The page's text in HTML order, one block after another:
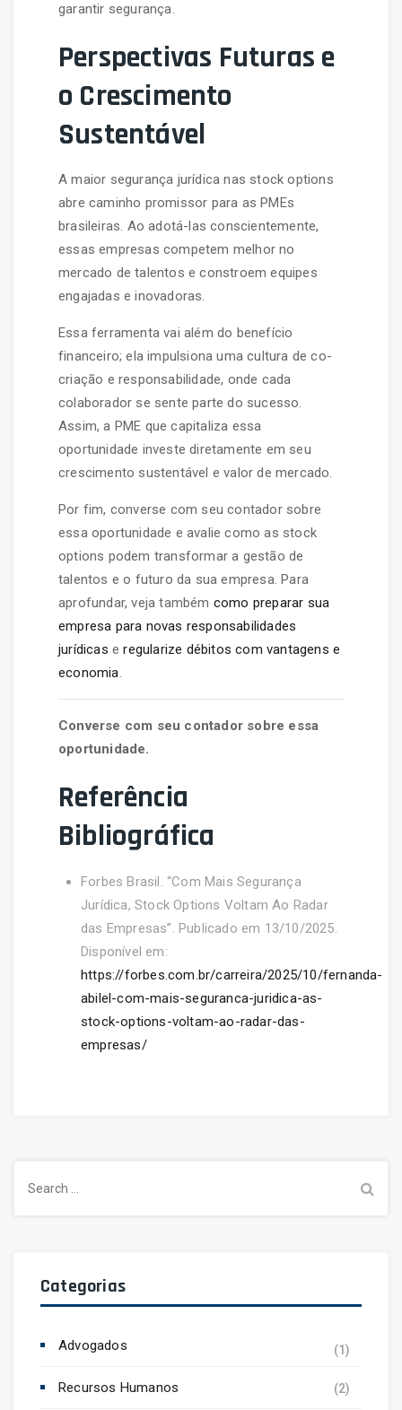
garantir segurança.
Perspectivas Futuras e
o Crescimento
Sustentável
A maior segurança jurídica nas stock options
abre caminho promissor para as PMEs
brasileiras. Ao adotá-las conscientemente,
essas empresas competem melhor no
mercado de talentos e constroem equipes
engajadas e inovadoras.
Essa ferramenta vai além do benefício
financeiro; ela impulsiona uma cultura de co-
criação e responsabilidade, onde cada
colaborador se sente parte do sucesso.
Assim, a PME que capitaliza essa
oportunidade investe diretamente em seu
crescimento sustentável e valor de mercado.
Por fim, converse com seu contador sobre
essa oportunidade e avalie como as stock
options podem transformar a gestão de
talentos e o futuro da sua empresa. Para
aprofundar, veja também como preparar sua
empresa para novas responsabilidades
jurídicas eregularize débitos com vantagens e
economia.
Converse com seu contador sobre essa
oportunidade.
Referência
Bibliográfica
Forbes Brasil. “Com Mais Segurança
Jurídica, Stock Options Voltam Ao Radar
das Empresas”. Publicado em 13/10/2025.
Disponível em:
https://forbes.com.br/carreira/2025/10/fernanda-
abilel-com-mais-seguranca-juridica-as-
stock-options-voltam-ao-radar-das-
empresas/
for:
Categorias
Advogados (1)
Recursos Humanos (2)